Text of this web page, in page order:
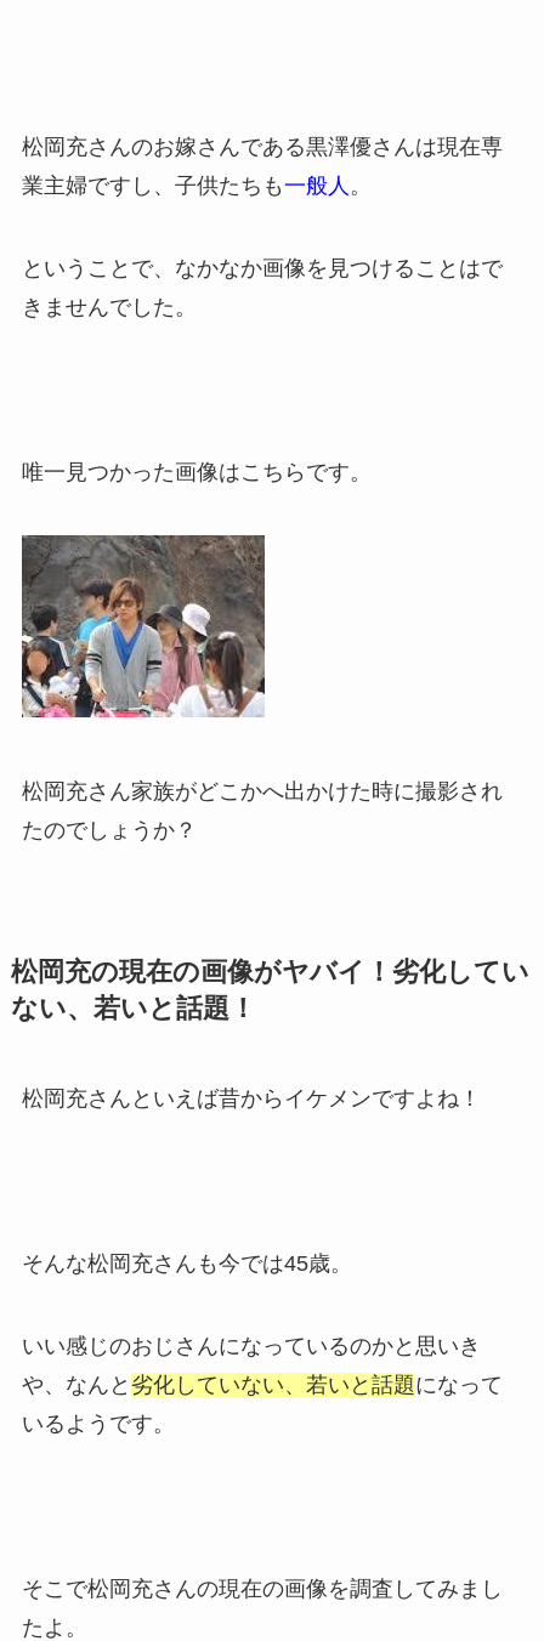
松岡充さんのお嫁さんである黒澤優さんは現在専
業主婦ですし、子供たちも一般人 。
ということで、なかなか画像を見つけることはで
きませんでした。
唯一見つかった画像はこちらです。
松岡充さん家族がどこかへ出かけた時に撮影され
たのでしょうか？
松岡充の現在の画像がヤバイ！劣化してい
ない、若いと話題！
松岡充さんといえば昔からイケメンですよね！
そんな松岡充さんも今では45歳。
いい感じのおじさんになっているのかと思いき
や、なんと 劣化していない、若いと話題になって
いるようです。
そこで松岡充さんの現在の画像を調査してみまし
たよ。